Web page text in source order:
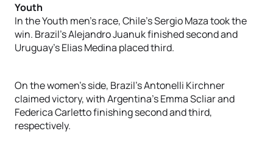
Youth
In the Youth men’s race, Chile’s Sergio Maza took the
win. Brazil’s Alejandro Juanuk finished second and
Uruguay’s Elias Medina placed third.
On the women’s side, Brazil’s Antonelli Kirchner
claimed victory, with Argentina’s Emma Scliar and
Federica Carletto finishing second and third,
respectively.